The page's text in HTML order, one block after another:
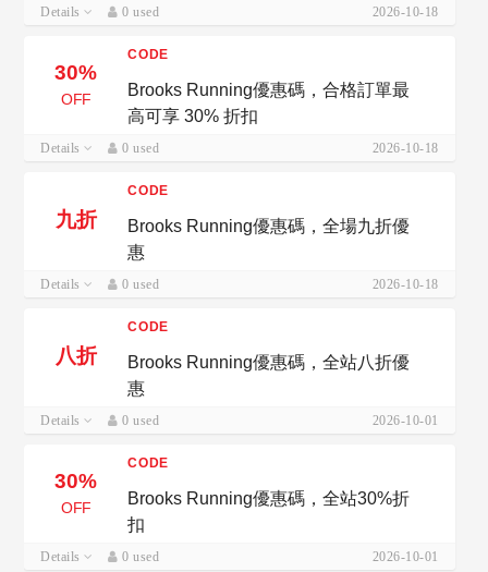
Details 0 used 2026-10-18
30%
OFF
CODE
Brooks Running優惠碼，合格訂單最
高可享 30% 折扣
Details 0 used 2026-10-18
九折
CODE
Brooks Running優惠碼，全場九折優
惠
Details 0 used 2026-10-18
八折
CODE
Brooks Running優惠碼，全站八折優
惠
Details 0 used 2026-10-01
30%
OFF
CODE
Brooks Running優惠碼，全站30%折
扣
Details 0 used 2026-10-01